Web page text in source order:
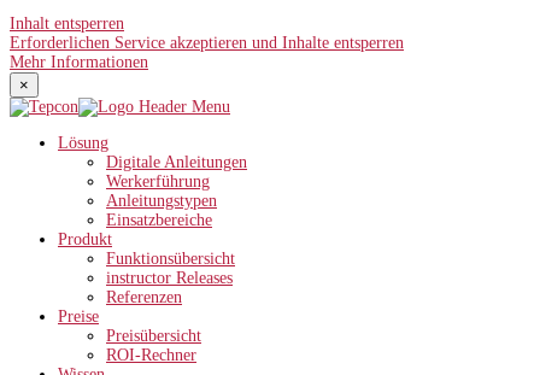
Inhalt entsperren
Erforderlichen Service akzeptieren und Inhalte entsperren
Mehr Informationen
×
Lösung
Digitale Anleitungen
Werkerführung
Anleitungstypen
Einsatzbereiche
Produkt
Funktionsübersicht
instructor Releases
Referenzen
Preise
Preisübersicht
ROI-Rechner